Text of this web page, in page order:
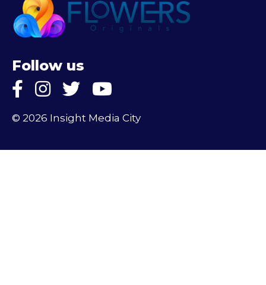
Follow us
© 2026 Insight Media City